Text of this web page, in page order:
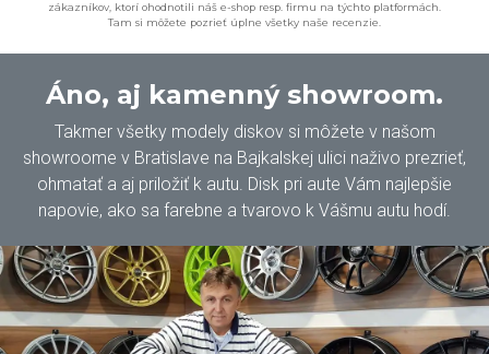
zákazníkov, ktorí ohodnotili náš e-shop resp. firmu na týchto platformách.
Tam si môžete pozrieť úplne všetky naše recenzie.
Áno, aj kamenný showroom.
Takmer všetky modely diskov si môžete v našom
showroome v Bratislave na Bajkalskej ulici naživo prezrieť,
ohmatať a aj priložiť k autu. Disk pri aute Vám najlepšie
napovie, ako sa farebne a tvarovo k Vášmu autu hodí.